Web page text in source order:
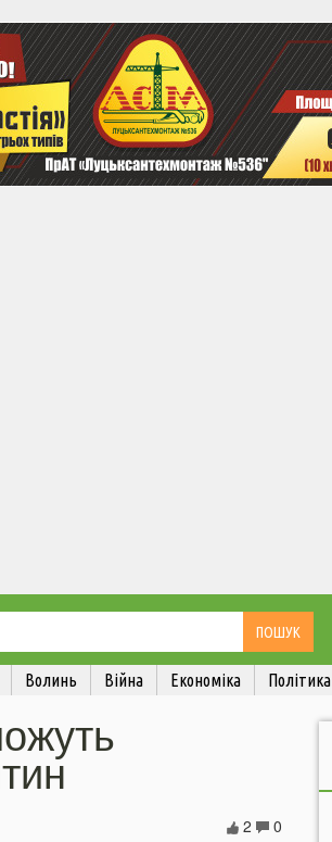
Волинь Війна Економіка Політика
0
2